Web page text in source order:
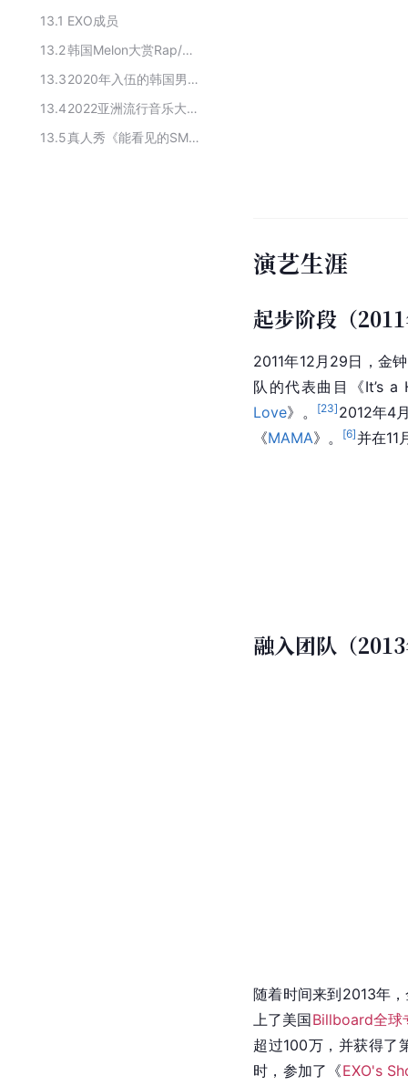
13.1 EXO成员
13.2
韩国Melon大赏Rap/HipHop奖 名单
13.3
2020年入伍的韩国男明星
13.4
2022亚洲流行音乐大奖金曲奖获奖者
13.5
真人秀《能看见的SM The 보이는 SM》主要演员
演艺生涯
起步阶段（
2011年12月29日，金
队的代表曲目《It’s
Love》。 [23] 2012年4
《MAMA》。 [6]并在11
融入团队（
随着时间来到2013年
上了美国Billboard全球
超过100万，并获得了
时，参加了《EXO's